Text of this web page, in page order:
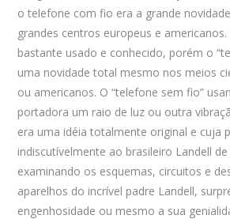
o telefone com fio era a grande
grandes centros europeus e
bastante usado e conhecido, porém o
uma novidade total mesmo nos meios
ou americanos. O “telefone sem fio”
portadora um raio de luz ou outra
era uma idéia totalmente original e cuja
indiscutívelmente ao brasileiro Landell
examinando os esquemas, circuitos e
aparelhos do incrível padre Landell,
engenhosidade ou mesmo a sua